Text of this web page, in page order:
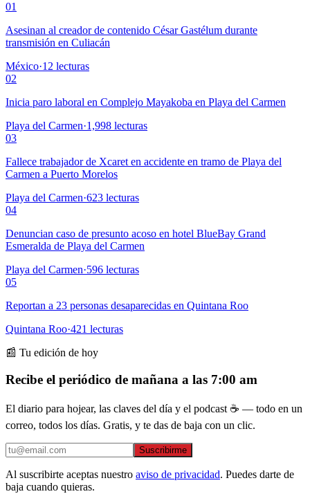
01
Asesinan al creador de contenido César Gastélum durante
transmisión en Culiacán
México·12 lecturas
02
Inicia paro laboral en Complejo Mayakoba en Playa del Carmen
Playa del Carmen·1,998 lecturas
03
Fallece trabajador de Xcaret en accidente en tramo de Playa del
Carmen a Puerto Morelos
Playa del Carmen·623 lecturas
04
Denuncian caso de presunto acoso en hotel BlueBay Grand
Esmeralda de Playa del Carmen
Playa del Carmen·596 lecturas
05
Reportan a 23 personas desaparecidas en Quintana Roo
Quintana Roo·421 lecturas
📰 Tu edición de hoy
Recibe el periódico de mañana a las 7:00 am
El diario para hojear, las claves del día y el podcast ☕ — todo en un
correo, todos los días. Gratis, y te das de baja con un clic.
Suscribirme
Al suscribirte aceptas nuestro aviso de privacidad. Puedes darte de
baja cuando quieras.